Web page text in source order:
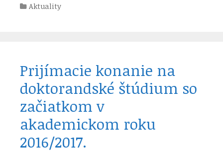
Kategórie
Aktuality
Prijímacie konanie na
doktorandské štúdium so
začiatkom v
akademickom roku
2016/2017.